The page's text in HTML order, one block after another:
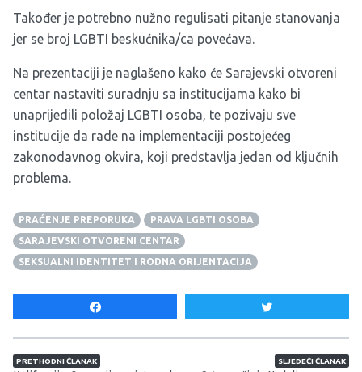
Također je potrebno nužno regulisati pitanje stanovanja
jer se broj LGBTI beskućnika/ca povećava.
Na prezentaciji je naglašeno kako će Sarajevski otvoreni
centar nastaviti suradnju sa institucijama kako bi
unaprijedili položaj LGBTI osoba, te pozivaju sve
institucije da rade na implementaciji postojećeg
zakonodavnog okvira, koji predstavlja jedan od ključnih
problema.
PRAĆENJE PREPORUKA
PRAVA LGBTI OSOBA
SARAJEVSKI OTVORENI CENTAR
SEKSUALNI IDENTITET I RODNA ORIJENTACIJA
Navigacija članaka
PRETHODNI ČLANAK SLJEDEĆI ČLANAK